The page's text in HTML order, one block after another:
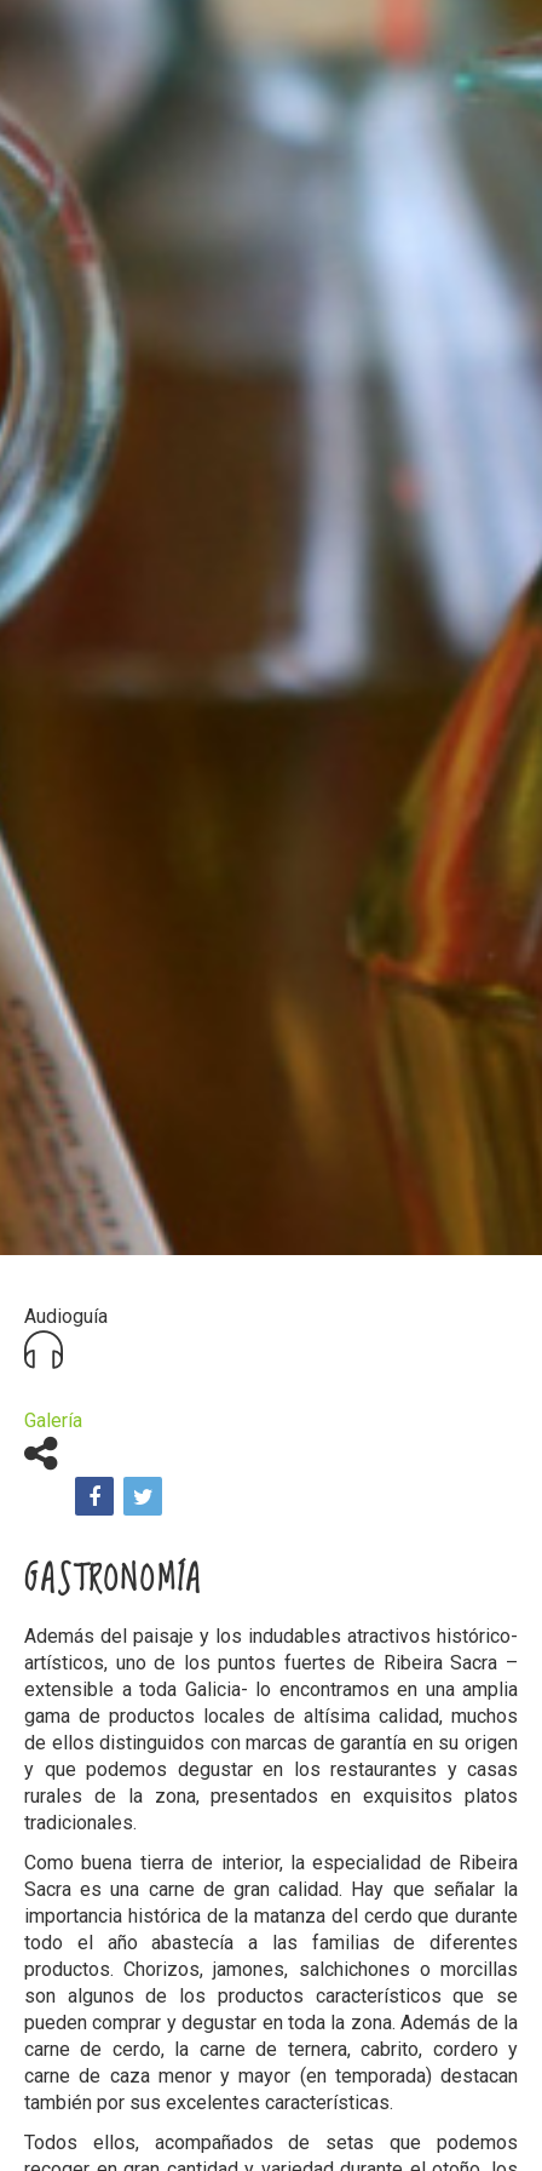
Audioguía
Galería
GASTRONOMÍA
Además del paisaje y los indudables atractivos histórico-
artísticos, uno de los puntos fuertes de Ribeira Sacra –
extensible a toda Galicia- lo encontramos en una amplia
gama de productos locales de altísima calidad, muchos
de ellos distinguidos con marcas de garantía en su origen
y que podemos degustar en los restaurantes y casas
rurales de la zona, presentados en exquisitos platos
tradicionales.
Como buena tierra de interior, la especialidad de Ribeira
Sacra es una carne de gran calidad. Hay que señalar la
importancia histórica de la matanza del cerdo que durante
todo el año abastecía a las familias de diferentes
productos. Chorizos, jamones, salchichones o morcillas
son algunos de los productos característicos que se
pueden comprar y degustar en toda la zona. Además de la
carne de cerdo, la carne de ternera, cabrito, cordero y
carne de caza menor y mayor (en temporada) destacan
también por sus excelentes características.
Todos ellos, acompañados de setas que podemos